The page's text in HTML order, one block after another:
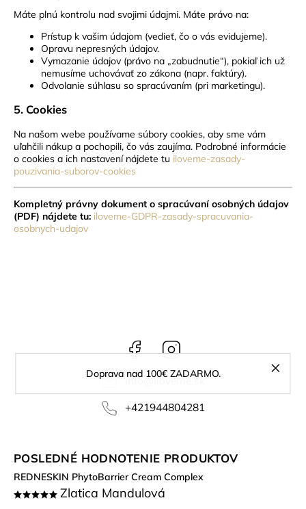
Doprava nad 100€ ZADARMO.
Máte plnú kontrolu nad svojimi údajmi. Máte právo na:
Prístup k vašim údajom (vedieť, čo o vás evidujeme).
Opravu nepresných údajov.
Vymazanie údajov (právo na „zabudnutie“), pokiaľ ich už
nemusíme uchovávať zo zákona (napr. faktúry).
Odvolanie súhlasu so spracúvaním (pri marketingu).
5. Cookies
Na našom webe používame súbory cookies, aby sme vám
uľahčili nákup a pochopili, čo vás zaujíma. Podrobné informácie
o cookies a ich nastavení nájdete tu iloveme-zasady-
pouzivania-suborov-cookies
Kompletný právny dokument o spracúvaní osobných údajov
(PDF) nájdete tu: iloveme-GDPR-zasady-spracuvania-
osobnych-udajov
Facebook
info @iloveme.sk
+421944804281
POSLEDNÉ HODNOTENIE PRODUKTOV
REDNESKIN PhytoBarrier Cream Complex
Zlatica Mandulová